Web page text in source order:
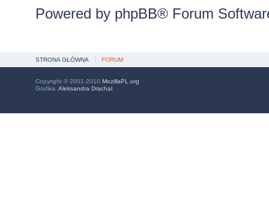
Powered by phpBB® Forum
STRONA GŁÓWNA FORUM
Copyright © 2001-2010 MozillaPL.org
Grafika: Aleksandra Drachal